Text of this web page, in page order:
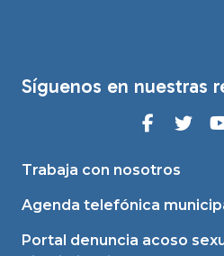
Síguenos en nuestras
Trabaja con nosotros
Agenda telefónica
Portal denuncia acoso